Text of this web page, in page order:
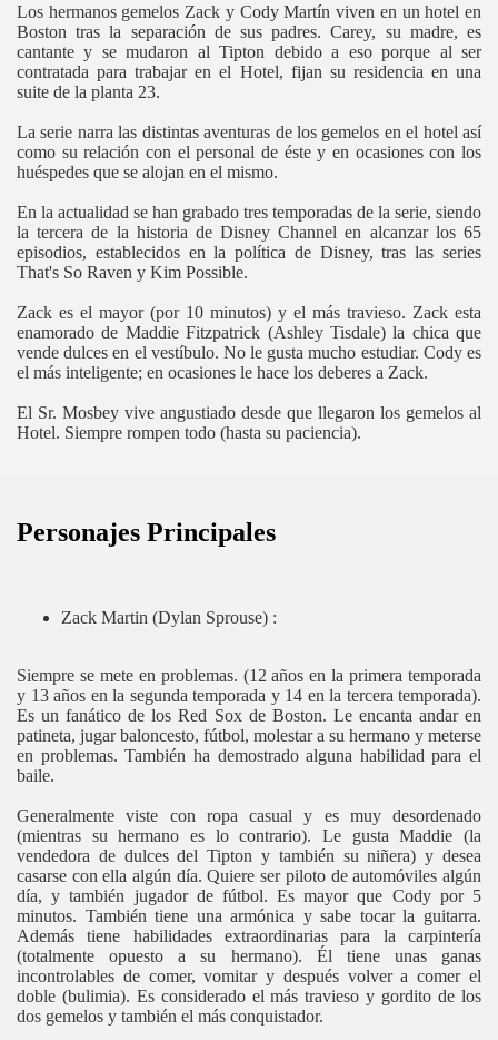
Los hermanos gemelos Zack y Cody Martín viven en un hotel en
Boston tras la separación de sus padres. Carey, su madre, es
cantante y se mudaron al Tipton debido a eso porque al ser
contratada para trabajar en el Hotel, fijan su residencia en una
suite de la planta 23.
La serie narra las distintas aventuras de los gemelos en el hotel así
como su relación con el personal de éste y en ocasiones con los
huéspedes que se alojan en el mismo.
En la actualidad se han grabado tres temporadas de la serie, siendo
la tercera de la historia de Disney Channel en alcanzar los 65
episodios, establecidos en la política de Disney, tras las series
That's So Raven y Kim Possible.
Zack es el mayor (por 10 minutos) y el más travieso. Zack esta
enamorado de Maddie Fitzpatrick (Ashley Tisdale) la chica que
vende dulces en el vestíbulo. No le gusta mucho estudiar. Cody es
el más inteligente; en ocasiones le hace los deberes a Zack.
El Sr. Mosbey vive angustiado desde que llegaron los gemelos al
Hotel. Siempre rompen todo (hasta su paciencia).
Personajes Principales
Zack Martin (Dylan Sprouse) :
Siempre se mete en problemas. (12 años en la primera temporada
y 13 años en la segunda temporada y 14 en la tercera temporada).
Es un fanático de los Red Sox de Boston. Le encanta andar en
patineta, jugar baloncesto, fútbol, molestar a su hermano y meterse
en problemas. También ha demostrado alguna habilidad para el
baile.
Generalmente viste con ropa casual y es muy desordenado
(mientras su hermano es lo contrario). Le gusta Maddie (la
vendedora de dulces del Tipton y también su niñera) y desea
casarse con ella algún día. Quiere ser piloto de automóviles algún
día, y también jugador de fútbol. Es mayor que Cody por 5
minutos. También tiene una armónica y sabe tocar la guitarra.
Además tiene habilidades extraordinarias para la carpintería
(totalmente opuesto a su hermano). Él tiene unas ganas
incontrolables de comer, vomitar y después volver a comer el
doble (bulimia). Es considerado el más travieso y gordito de los
dos gemelos y también el más conquistador.